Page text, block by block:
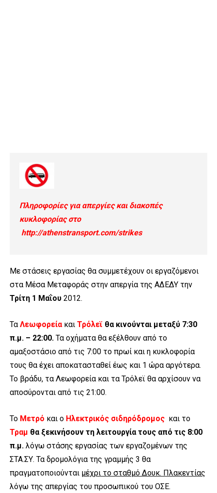
Πληροφορίες για απεργίες και διακοπές
κυκλοφορίας στο
http://athenstransport.com/strikes
Με στάσεις εργασίας θα συμμετέχουν οι εργαζόμενοι
στα Μέσα Μεταφοράς στην απεργία της ΑΔΕΔΥ την
Τρίτη 1 Μαΐου 2012.
ΤαΛεωφορείακαι Τρόλεϊ θα κινούνται μεταξύ 7:30
π.μ. – 22:00. Τα οχήματα θα εξέλθουν από το
αμαξοστάσιο από τις 7:00 το πρωί και η κυκλοφορία
τους θα έχει αποκατασταθεί έως και 1 ώρα αργότερα.
Το βράδυ, τα Λεωφορεία και τα Τρόλεϊ θα αρχίσουν να
αποσύρονται από τις 21:00.
Το Μετρό και ο Ηλεκτρικός σιδηρόδρομος και το
Τραμ θα ξεκινήσουν τη λειτουργία τους από τις 8:00
π.μ. λόγω στάσης εργασίας των εργαζομένων της
ΣΤΑ.ΣΥ. Τα δρομολόγια της γραμμής 3 θα
πραγματοποιούνται μέχρι το σταθμό Δουκ. Πλακεντίας
λόγω της απεργίας του προσωπικού του ΟΣΕ.